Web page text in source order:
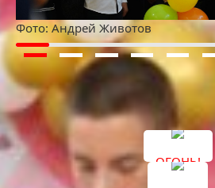
Фото: Андрей Животов
Подписывайтесь на наши каналы
«ВКонтакте»
«Одноклассники»
ОГОНЬ!